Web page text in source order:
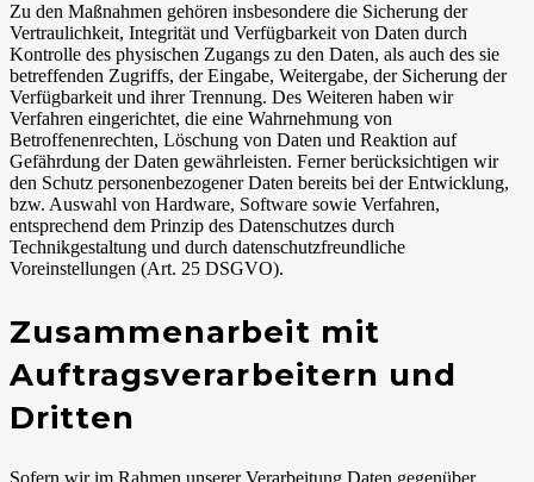
Zu den Maßnahmen gehören insbesondere die Sicherung der
Vertraulichkeit, Integrität und Verfügbarkeit von Daten durch
Kontrolle des physischen Zugangs zu den Daten, als auch des sie
betreffenden Zugriffs, der Eingabe, Weitergabe, der Sicherung der
Verfügbarkeit und ihrer Trennung. Des Weiteren haben wir
Verfahren eingerichtet, die eine Wahrnehmung von
Betroffenenrechten, Löschung von Daten und Reaktion auf
Gefährdung der Daten gewährleisten. Ferner berücksichtigen wir
den Schutz personenbezogener Daten bereits bei der Entwicklung,
bzw. Auswahl von Hardware, Software sowie Verfahren,
entsprechend dem Prinzip des Datenschutzes durch
Technikgestaltung und durch datenschutzfreundliche
Voreinstellungen (Art. 25 DSGVO).
Zusammenarbeit mit
Auftragsverarbeitern und
Dritten